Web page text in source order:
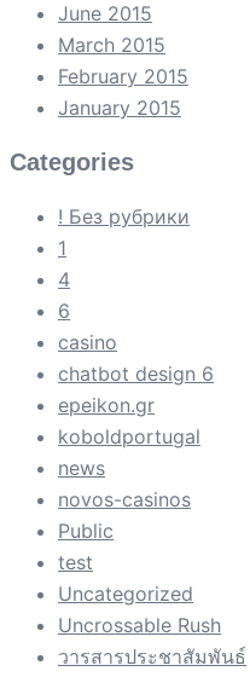
June 2015
March 2015
February 2015
January 2015
Categories
! Без рубрики
1
4
6
casino
chatbot design 6
epeikon.gr
koboldportugal
news
novos-casinos
Public
test
Uncategorized
Uncrossable Rush
วารสารประชาสัมพันธ์